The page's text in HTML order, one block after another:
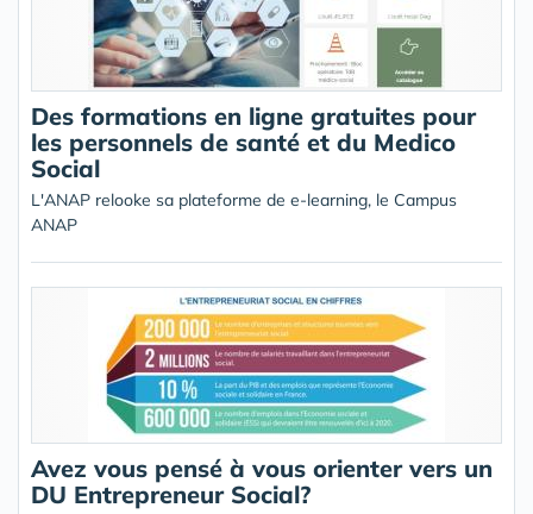
Des formations en ligne gratuites pour
les personnels de santé et du Medico
Social
L'ANAP relooke sa plateforme de e-learning, le Campus
ANAP
Avez vous pensé à vous orienter vers un
DU Entrepreneur Social?